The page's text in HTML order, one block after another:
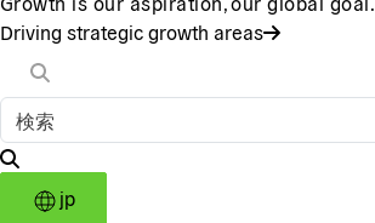
Driving strategic growth areas
jp